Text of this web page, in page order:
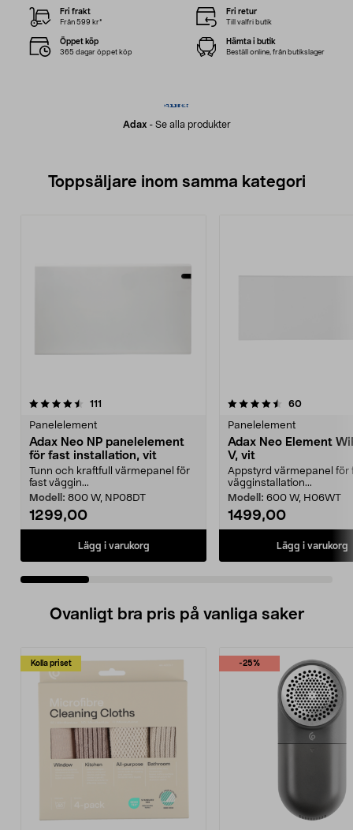
Adax- Se alla produkter
Fri frakt
Från 599 kr*
Fri retur
Till valfri butik
Öppet köp
365 dagar öppet köp
Hämta i butik
Beställ online, från butikslager
Toppsäljare inom samma kategori
111
Panelelement
Adax Neo NP panelelement
för fast installation, vit
Tunn och kraftfull värmepanel för
fast väggin...
Modell: 800 W, NP08DT
1299,00
Lägg i varukorg
4.5 av 5 stjärnor 60
Panelelement
Adax Neo Element
V, vit
Appstyrd värmepanel för
vägginstallation...
Modell: 600 W, H06WT
1499,00
Lägg i varukorg
4.5 av 5 stjärnor
Ovanligt bra pris på vanliga saker
Kolla priset -25%